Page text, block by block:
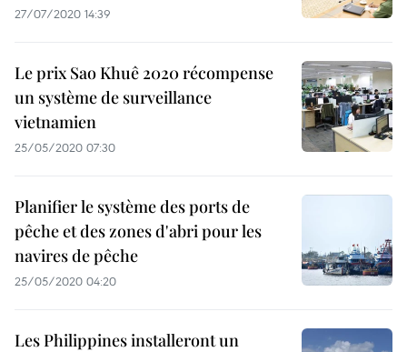
27/07/2020 14:39
Le prix Sao Khuê 2020 récompense
un système de surveillance
vietnamien
25/05/2020 07:30
Planifier le système des ports de
pêche et des zones d'abri pour les
navires de pêche
25/05/2020 04:20
Les Philippines installeront un